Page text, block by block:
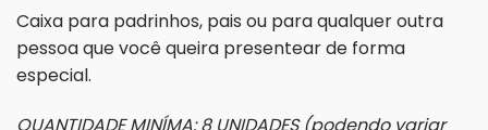
Caixa para padrinhos, pais ou para qualquer outra
pessoa que você queira presentear de forma
especial.
QUANTIDADE MINÍMA: 8 UNIDADES (podendo variar